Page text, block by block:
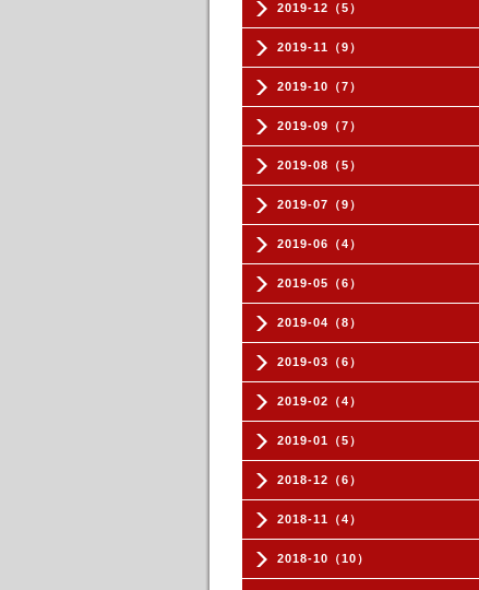
2019-12（5）
2019-11（9）
2019-10（7）
2019-09（7）
2019-08（5）
2019-07（9）
2019-06（4）
2019-05（6）
2019-04（8）
2019-03（6）
2019-02（4）
2019-01（5）
2018-12（6）
2018-11（4）
2018-10（10）